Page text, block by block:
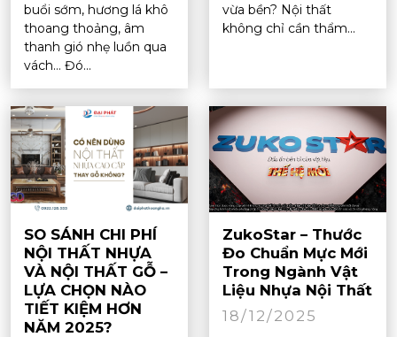
buổi sớm, hương lá khô
thoang thoảng, âm
thanh gió nhẹ luồn qua
vách… Đó...
vừa bền? Nội thất
không chỉ cần thẩm...
SO SÁNH CHI PHÍ
NỘI THẤT NHỰA
VÀ NỘI THẤT GỖ –
LỰA CHỌN NÀO
TIẾT KIỆM HƠN
NĂM 2025?
ZukoStar – Thước
Đo Chuẩn Mực Mới
Trong Ngành Vật
Liệu Nhựa Nội Thất
18/12/2025